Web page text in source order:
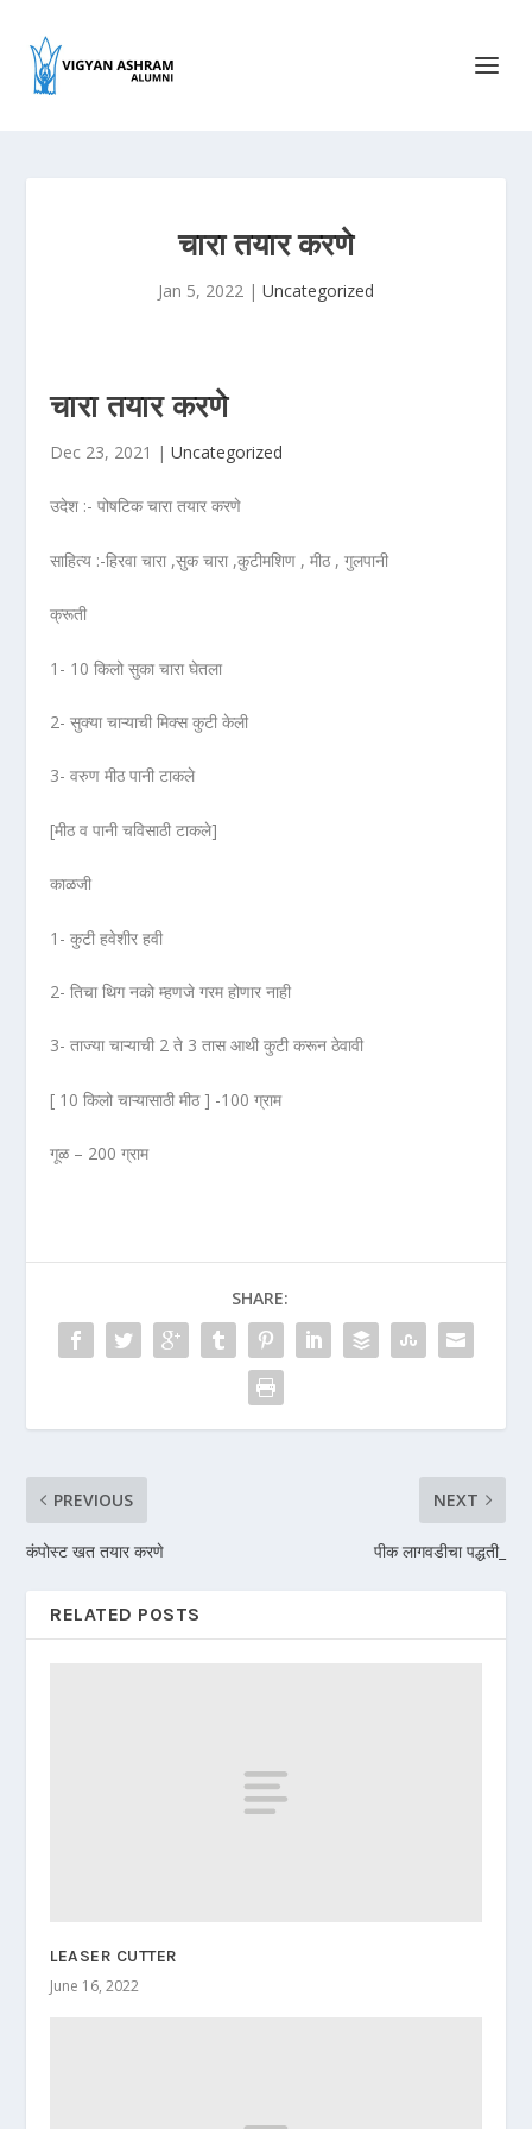
चारा तयार करणे
Jan 5, 2022 | Uncategorized
चारा तयार करणे
Dec 23, 2021 |Uncategorized
उदेश :- पोषटिक चारा तयार करणे
साहित्य :-हिरवा चारा ,सुक चारा ,कुटीमशिण , मीठ , गुलपानी
क्रूती
1- 10 किलो सुका चारा घेतला
2- सुक्या चाऱ्याची मिक्स कुटी केली
3- वरुण मीठ पानी टाकले
[मीठ व पानी चविसाठी टाकले]
काळजी
1- कुटी हवेशीर हवी
2- तिचा थिग नको म्हणजे गरम होणार नाही
3- ताज्या चाऱ्याची 2 ते 3 तास आथी कुटी करून ठेवावी
[ 10 किलो चाऱ्यासाठी मीठ ] -100 ग्राम
गूळ – 200 ग्राम
SHARE:
PREVIOUS
कंपोस्ट खत तयार करणे
NEXT
पीक लागवडीचा पद्धती_
RELATED POSTS
LEASER CUTTER
June 16, 2022